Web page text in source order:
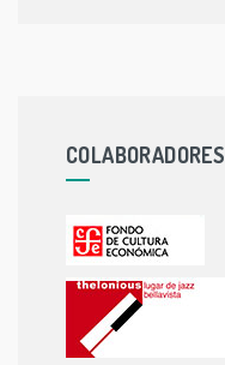
COLABORADORES